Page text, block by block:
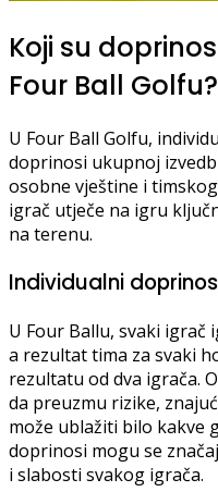
Koji su
Four Ball Golfu?
U Four Ball Golfu,
doprinosi ukupnoj
osobne vještine i
igrač utječe na igru
na terenu.
Individualni
U Four Ballu, svaki
a rezultat tima za svaki
rezultatu od dva igrača.
da preuzmu rizike,
može ublažiti bilo kakve
doprinosi mogu se
i slabosti svakog igrača.